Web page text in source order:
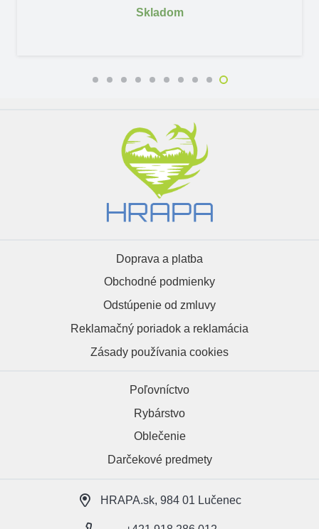
Skladom
Doprava a platba
Obchodné podmienky
Odstúpenie od zmluvy
Reklamačný poriadok a reklamácia
Zásady používania cookies
Poľovníctvo
Rybárstvo
Oblečenie
Darčekové predmety
HRAPA.sk, 984 01 Lučenec